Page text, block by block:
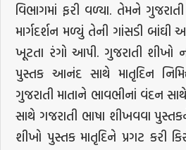
વિભાગમાં ફરી વળ્યા. તેમને
માર્ગદર્શન મળ્યું તેની ગાંસડી બાંઘી
ખૂટતા રંગો આપી. ગુજરાતી શીખો
પુસ્તક આનંદ સાથે માતૃદિન
ગુજરાતી માતાને ભાવભીનાં વંદન
સાથે ગજરાતી ભાષા શીખવવા
શીખો પુસ્તક માતૃદિને પ્રગટ કરી